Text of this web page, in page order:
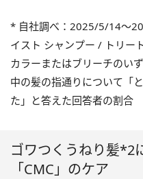
* 自社調べ：2025/5/14～
イスト シャンプー / トリー
カラーまたはブリーチのい
中の髪の指通りについて「
た」と答えた回答者の割合
ゴワつくうねり髪*2
「CMC」のケア